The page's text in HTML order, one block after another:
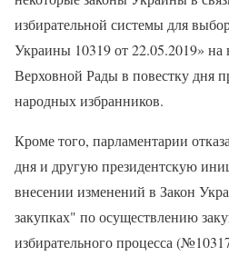
избирательной системы для
Украины 10319 от 22.05.2019» на
Верховной Рады в повестку дня
народных избранников.
Кроме того, парламентарии
дня и другую президентскую
внесении изменений в Закон
закупках" по осуществлению
избирательного процесса